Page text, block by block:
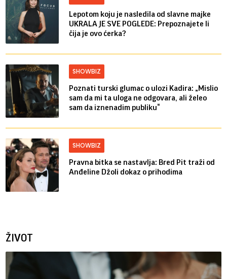
Lepotom koju je nasledila od slavne majke
UKRALA JE SVE POGLEDE: Prepoznajete li
čija je ovo ćerka?
SHOWBIZ
Poznati turski glumac o ulozi Kadira: „Mislio
sam da mi ta uloga ne odgovara, ali želeo
sam da iznenadim publiku“
SHOWBIZ
Pravna bitka se nastavlja: Bred ​​Pit traži od
Anđeline Džoli dokaz o prihodima
ŽIVOT